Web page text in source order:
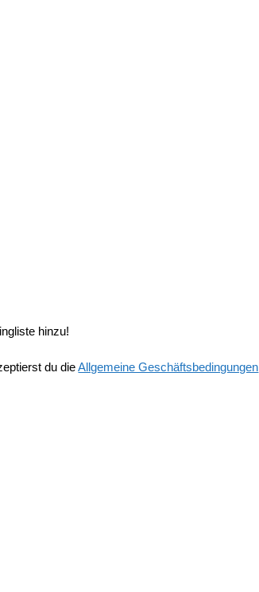
hinzu!
du dieAllgemeine Geschäftsbedingungen